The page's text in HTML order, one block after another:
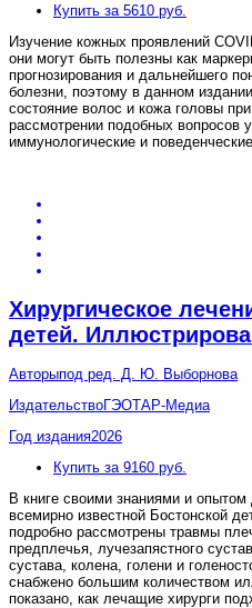
Купить за 5610 руб.
Изучение кожных проявлений
они могут быть полезны как
прогнозирования и дальнейшего
болезни, поэтому в данном
состояние волос и кожа головы
рассмотрении подобных вопросов
иммунологические и
Хирургическое
детей.
Авторыпод ред. Д. Ю. Выборнова
ИздательствоГЭОТАР-Медиа
Год издания2026
Купить за 9160 руб.
В книге своими знаниями и
всемирно известной Бостонской
подробно рассмотрены травмы
предплечья, лучезапястного
сустава, колена, голени и
снабжено большим количеством
показано, как лечащие хирурги